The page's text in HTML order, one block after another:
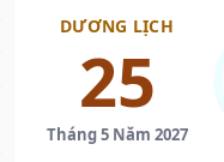
DƯƠNG LỊCH
25
Tháng 5 Năm 2027